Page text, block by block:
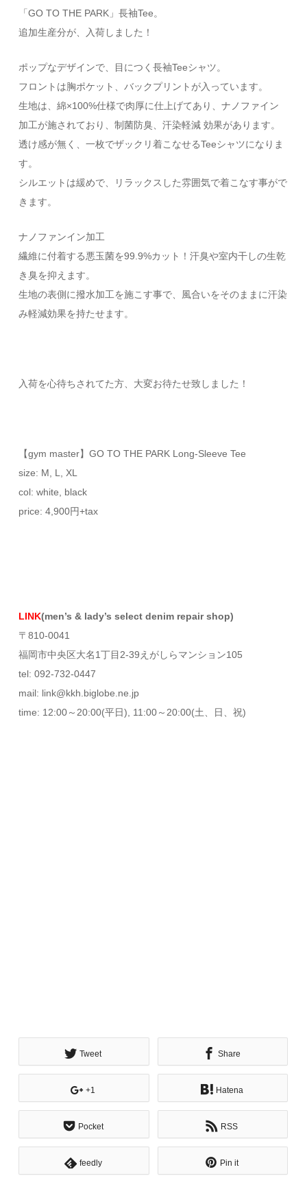
「GO TO THE PARK」長袖Tee。
追加生産分が、入荷しました！
ポップなデザインで、目につく長袖Teeシャツ。
フロントは胸ポケット、バックプリントが入っています。
生地は、綿×100%仕様で肉厚に仕上げてあり、ナノファイン
加工が施されており、制菌防臭、汗染軽減 効果があります。
透け感が無く、一枚でザックリ着こなせるTeeシャツになりま
す。
シルエットは緩めで、リラックスした雰囲気で着こなす事がで
きます。
ナノファンイン加工
繊維に付着する悪玉菌を99.9%カット！汗臭や室内干しの生乾
き臭を抑えます。
生地の表側に撥水加工を施こす事で、風合いをそのままに汗染
み軽減効果を持たせます。
入荷を心待ちされてた方、大変お待たせ致しました！
【gym master】GO TO THE PARK Long-Sleeve Tee
size: M, L, XL
col: white, black
price: 4,900円+tax
LINK(men’s & lady’s select denim repair shop)
〒810-0041
福岡市中央区大名1丁目2-39えがしらマンション105
tel: 092-732-0447
mail: link@kkh.biglobe.ne.jp
time: 12:00～20:00(平日), 11:00～20:00(土、日、祝)
Tweet Share
+1 Hatena
Pocket RSS
feedly Pin it